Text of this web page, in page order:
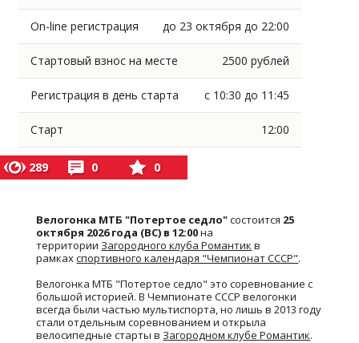
On-line регистрация до 23 октября до 22:00
Стартовый взнос на месте 2500 рублей
Регистрация в день старта с 10:30 до 11:45
Старт 12:00
289 0 0
Велогонка МТБ "Потертое седло"состоится 25
октября 2026 года (ВС) в 12:00на
территории Загородного клуба Романтик в
рамкахспортивного календаря "Чемпионат СССР".
Велогонка МТБ "Потертое седло" это соревнование с
большой историей. В Чемпионате СССР велогонки
всегда были частью мультиспорта, но лишь в 2013 году
стали отдельным соревнованием и открыла
велосипедные старты в Загородном клубе Романтик.